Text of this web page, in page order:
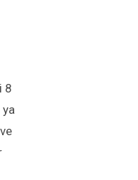
8
ya